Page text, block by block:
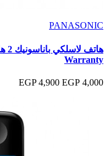
PANASONIC
Warranty
4,000 EGP
4,900 EGP